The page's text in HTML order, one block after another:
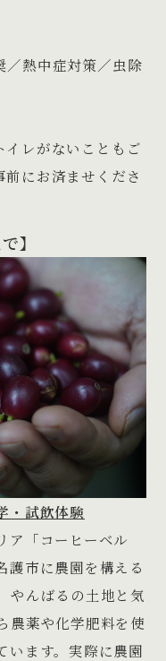
／熱中症対策／虫除
レがないこともご
にお済ませくださ
】
・試飲体験
ア「コーヒーベル
護市に農園を構える
やんばるの土地と気
農薬や化学肥料を使
います。実際に農園